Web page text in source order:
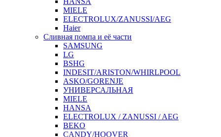
MIELE
ELECTROLUX/ZANUSSI/AEG
Haier
Сливная помпа и её части
SAMSUNG
LG
BSHG
INDESIT/ARISTON/WHIRLPOOL
ASKO/GORENJE
УНИВЕРСАЛЬНАЯ
MIELE
HANSA
ELECTROLUX / ZANUSSI / AEG
BEKO
CANDY/HOOVER